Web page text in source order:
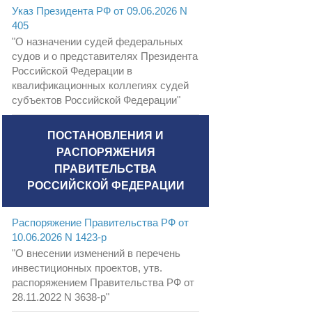
Указ Президента РФ от 09.06.2026 N
405
"О назначении судей федеральных
судов и о представителях Президента
Российской Федерации в
квалификационных коллегиях судей
субъектов Российской Федерации"
ПОСТАНОВЛЕНИЯ И
РАСПОРЯЖЕНИЯ
ПРАВИТЕЛЬСТВА
РОССИЙСКОЙ ФЕДЕРАЦИИ
Распоряжение Правительства РФ от
10.06.2026 N 1423-р
"О внесении изменений в перечень
инвестиционных проектов, утв.
распоряжением Правительства РФ от
28.11.2022 N 3638-р"